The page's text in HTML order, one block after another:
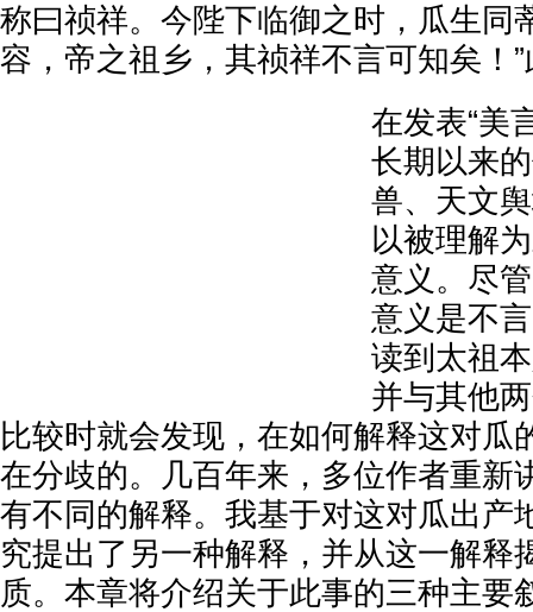
称曰祯祥。今陛下临御之时，瓜生同
容，帝之祖乡，其祯祥不言可知矣！
在发表“美
长期以来
兽、天文
以被理解
意义。尽
意义是不
读到太祖
并与其他
比较时就会发现，在如何解释这对瓜
在分歧的。几百年来，多位作者重新
有不同的解释。我基于对这对瓜出产
究提出了另一种解释，并从这一解释
质。本章将介绍关于此事的三种主